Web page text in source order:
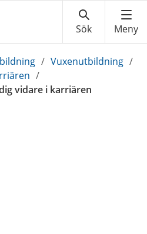
/ Vuxenutbildning /
/
vidare i karriären